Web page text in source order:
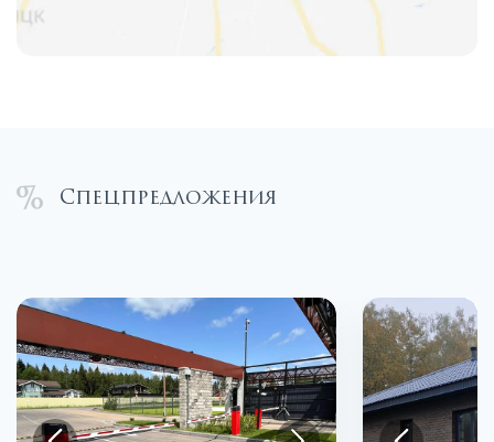
Спецпредложения